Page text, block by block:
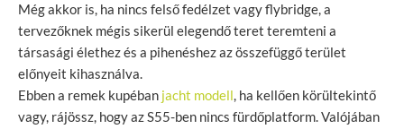
Még akkor is, ha nincs felső fedélzet vagy flybridge, a
tervezőknek mégis sikerül elegendő teret teremteni a
társasági élethez és a pihenéshez az összefüggő terület
előnyeit kihasználva.
Ebben a remek kupéban jacht modell, ha kellően körültekintő
vagy, rájössz, hogy az S55-ben nincs fürdőplatform. Valójában